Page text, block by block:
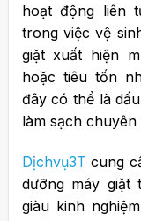
hoạt động liên
trong việc vệ
giặt xuất hiện
hoặc tiêu tốn
đây có thể là
làm sạch chuyên
Dịchvụ3T cung
dưỡng máy
giàu kinh